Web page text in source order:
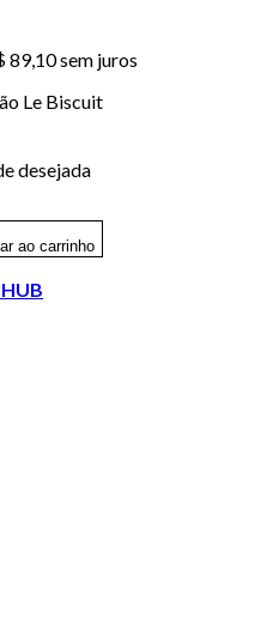
89,10 sem juros
Le Biscuit
desejada
ao carrinho